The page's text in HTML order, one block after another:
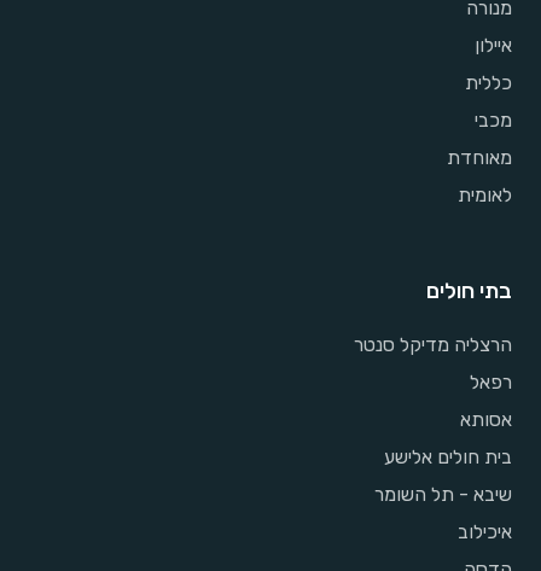
מנורה
איילון
כללית
מכבי
מאוחדת
לאומית
בתי חולים
הרצליה מדיקל סנטר
רפאל
אסותא
בית חולים אלישע
שיבא - תל השומר
איכילוב